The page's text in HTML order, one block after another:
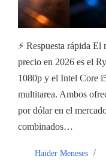
⚡ Respuesta rápida
precio en 2026 es el
1080p y el Intel Core
multitarea. Ambos
por dólar en el
combinados…
Haider Meneses